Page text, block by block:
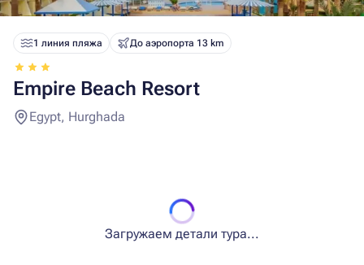
1 линия пляжа До аэропорта 13 km
Empire Beach Resort
Egypt, Hurghada
Загружаем детали тура...